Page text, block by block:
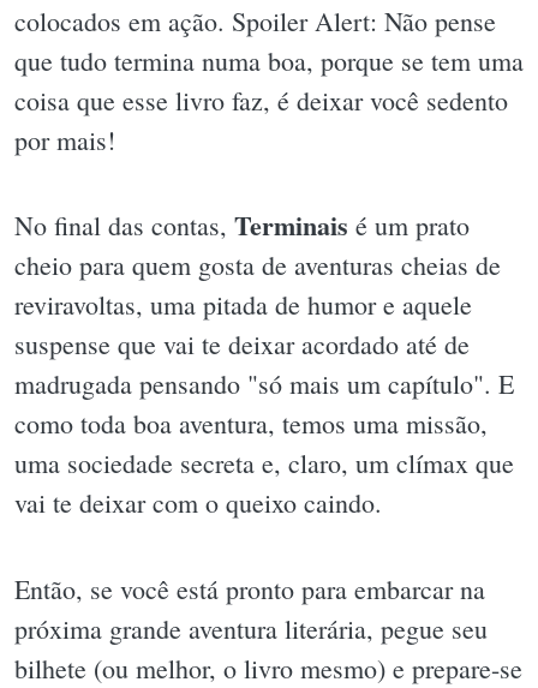
colocados em ação. Spoiler Alert: Não pense
que tudo termina numa boa, porque se tem uma
coisa que esse livro faz, é deixar você sedento
por mais!
No final das contas, Terminais é um prato
cheio para quem gosta de aventuras cheias de
reviravoltas, uma pitada de humor e aquele
suspense que vai te deixar acordado até de
madrugada pensando "só mais um capítulo". E
como toda boa aventura, temos uma missão,
uma sociedade secreta e, claro, um clímax que
vai te deixar com o queixo caindo.
Então, se você está pronto para embarcar na
próxima grande aventura literária, pegue seu
bilhete (ou melhor, o livro mesmo) e prepare-se